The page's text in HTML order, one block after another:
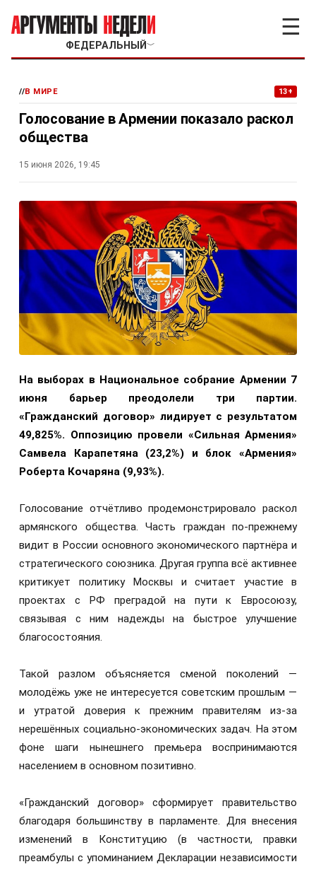
ФЕДЕРАЛЬНЫЙ ﹀
☰
//В МИРЕ 13+
Голосование в Армении показало раскол
общества
15 июня 2026, 19:45
На выборах в Национальное собрание Армении 7
июня барьер преодолели три партии.
«Гражданский договор» лидирует с результатом
49,825%. Оппозицию провели «Сильная Армения»
Самвела Карапетяна (23,2%) и блок «Армения»
Роберта Кочаряна (9,93%).
Голосование отчётливо продемонстрировало раскол
армянского общества. Часть граждан по-прежнему
видит в России основного экономического партнёра и
стратегического союзника. Другая группа всё активнее
критикует политику Москвы и считает участие в
проектах с РФ преградой на пути к Евросоюзу,
связывая с ним надежды на быстрое улучшение
благосостояния.
Такой разлом объясняется сменой поколений —
молодёжь уже не интересуется советским прошлым —
и утратой доверия к прежним правителям из-за
нерешённых социально-экономических задач. На этом
фоне шаги нынешнего премьера воспринимаются
населением в основном позитивно.
«Гражданский договор» сформирует правительство
благодаря большинству в парламенте. Для внесения
изменений в Конституцию (в частности, правки
преамбулы с упоминанием Декларации независимости